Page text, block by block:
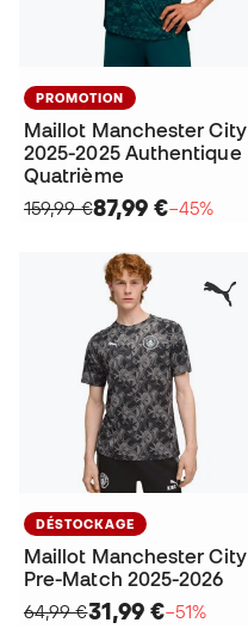
PROMOTION
Maillot Manchester City
2025-2025 Authentique
Quatrième
159,99 €87,99 €−45%
DÉSTOCKAGE
Maillot Manchester City
Pre-Match 2025-2026
64,99 €31,99 €−51%